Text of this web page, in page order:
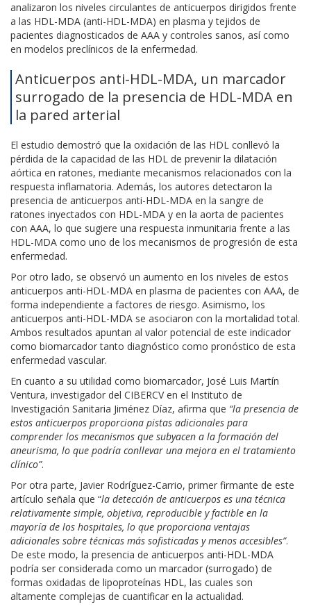
analizaron los niveles circulantes de anticuerpos dirigidos frente
a las HDL-MDA (anti-HDL-MDA) en plasma y tejidos de
pacientes diagnosticados de AAA y controles sanos, así como
en modelos preclínicos de la enfermedad.
Anticuerpos anti-HDL-MDA, un marcador
surrogado de la presencia de HDL-MDA en
la pared arterial
El estudio demostró que la oxidación de las HDL conllevó la
pérdida de la capacidad de las HDL de prevenir la dilatación
aórtica en ratones, mediante mecanismos relacionados con la
respuesta inflamatoria. Además, los autores detectaron la
presencia de anticuerpos anti-HDL-MDA en la sangre de
ratones inyectados con HDL-MDA y en la aorta de pacientes
con AAA, lo que sugiere una respuesta inmunitaria frente a las
HDL-MDA como uno de los mecanismos de progresión de esta
enfermedad.
Por otro lado, se observó un aumento en los niveles de estos
anticuerpos anti-HDL-MDA en plasma de pacientes con AAA, de
forma independiente a factores de riesgo. Asimismo, los
anticuerpos anti-HDL-MDA se asociaron con la mortalidad total.
Ambos resultados apuntan al valor potencial de este indicador
como biomarcador tanto diagnóstico como pronóstico de esta
enfermedad vascular.
En cuanto a su utilidad como biomarcador, José Luis Martín
Ventura, investigador del CIBERCV en el Instituto de
Investigación Sanitaria Jiménez Díaz, afirma que “la presencia de
estos anticuerpos proporciona pistas adicionales para
comprender los mecanismos que subyacen a la formación del
aneurisma, lo que podría conllevar una mejora en el tratamiento
clínico”.
Por otra parte, Javier Rodríguez-Carrio, primer firmante de este
artículo señala que “la detección de anticuerpos es una técnica
relativamente simple, objetiva, reproducible y factible en la
mayoría de los hospitales, lo que proporciona ventajas
adicionales sobre técnicas más sofisticadas y menos accesibles”.
De este modo, la presencia de anticuerpos anti-HDL-MDA
podría ser considerada como un marcador (surrogado) de
formas oxidadas de lipoproteínas HDL, las cuales son
altamente complejas de cuantificar en la actualidad.